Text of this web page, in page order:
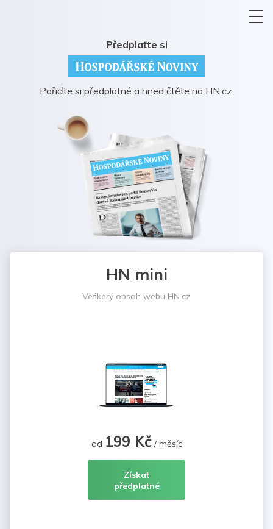
Předplaťte si
Pořiďte si předplatné a hned čtěte na HN.cz.
HN mini
Veškerý obsah webu HN.cz
od 199 Kč/ měsíc
Získat
předplatné